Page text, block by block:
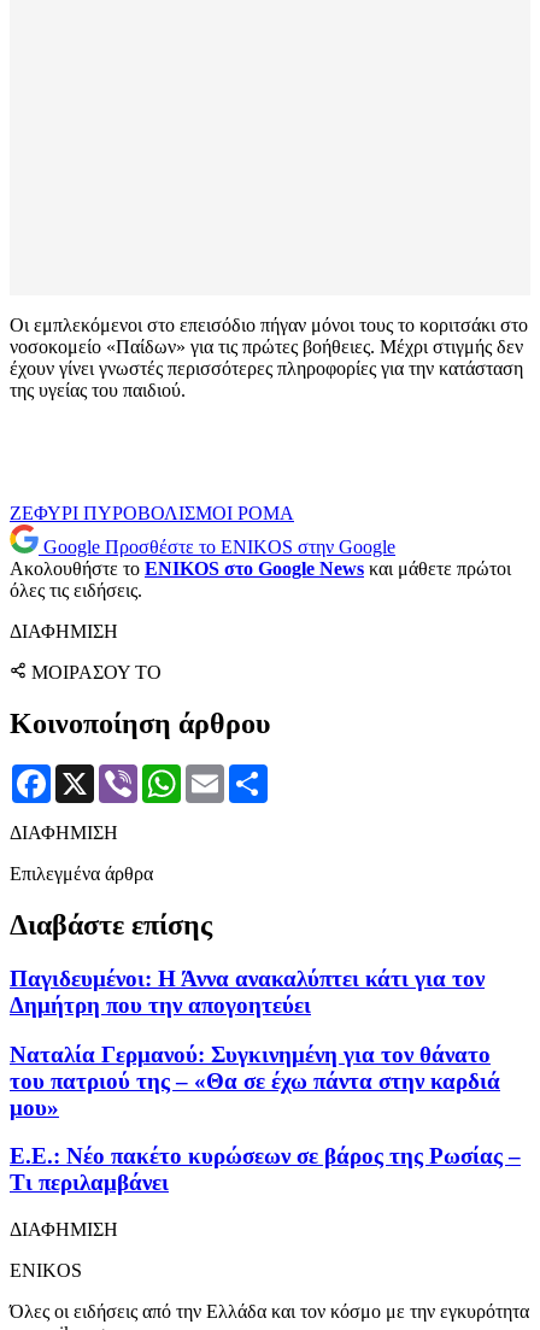
Οι εμπλεκόμενοι στο επεισόδιο πήγαν μόνοι τους το κοριτσάκι στο
νοσοκομείο «Παίδων» για τις πρώτες βοήθειες. Μέχρι στιγμής δεν
έχουν γίνει γνωστές περισσότερες πληροφορίες για την κατάσταση
της υγείας του παιδιού.
ΖΕΦΥΡΙ ΠΥΡΟΒΟΛΙΣΜΟΙ ΡΟΜΑ
Google Προσθέστε το ENIKOS στην Google
Ακολουθήστε το ENIKOS στο Google News και μάθετε πρώτοι
όλες τις ειδήσεις.
ΔΙΑΦΗΜΙΣΗ
ΜΟΙΡΑΣΟΥ ΤΟ
Κοινοποίηση άρθρου
Facebook
X Viber WhatsApp
Email
ΔΙΑΦΗΜΙΣΗ
Επιλεγμένα άρθρα
Διαβάστε επίσης
Παγιδευμένοι: Η Άννα ανακαλύπτει κάτι για τον
Δημήτρη που την απογοητεύει
Ναταλία Γερμανού: Συγκινημένη για τον θάνατο
του πατριού της – «Θα σε έχω πάντα στην καρδιά
μου»
Ε.Ε.: Νέο πακέτο κυρώσεων σε βάρος της Ρωσίας –
Τι περιλαμβάνει
ΔΙΑΦΗΜΙΣΗ
ENIKOS
Όλες οι ειδήσεις από την Ελλάδα και τον κόσμο με την εγκυρότητα